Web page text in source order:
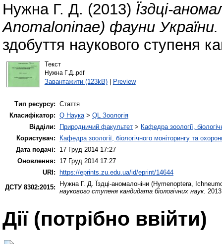
Нужна Г. Д. (2013) Їздці-
Anomaloninae) фауни України.
здобуття наукового ступеня
Текст
Нужна Г.Д..pdf
Завантажити (123kB)| Preview
Тип ресурсу: Стаття
Класифікатор: Q Наука> QL Зоологія
Відділи:
Природничий факультет > Кафедра зоології,
Користувач:
Кафедра зоології, біологічного моніторингу та
Дата подачі:
17 Груд 2014 17:27
Оновлення:
17 Груд 2014 17:27
URI:
https://eprints.zu.edu.ua/id/eprint/14644
ДСТУ 8302:2015:
Нужна Г. Д. Їздці-аномалоніни (Hymenoptera,
наукового ступеня кандидата біологічних наук.
Дії ​​(потрібно ввійти)